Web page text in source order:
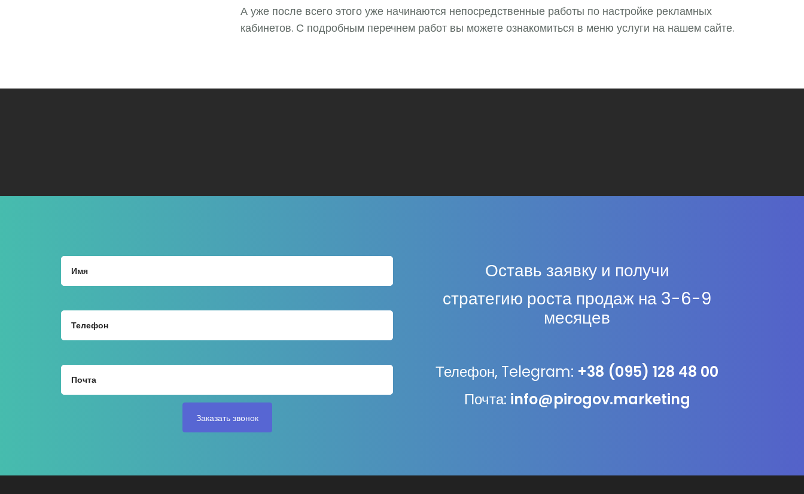
А уже после всего этого уже начинаются непосредственные работы по настройке рекламных
кабинетов. С подробным перечнем работ вы можете ознакомиться в меню услуги на нашем сайте.
Оставь заявку и получи
стратегию роста продаж на 3-6-9
месяцев
Телефон, Telegram: +38 (095) 128 48 00
Почта: info@pirogov.marketing